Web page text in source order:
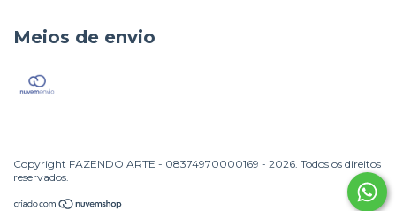
Meios de envio
Copyright FAZENDO ARTE - 08374970000169 - 2026. Todos os direitos
reservados.